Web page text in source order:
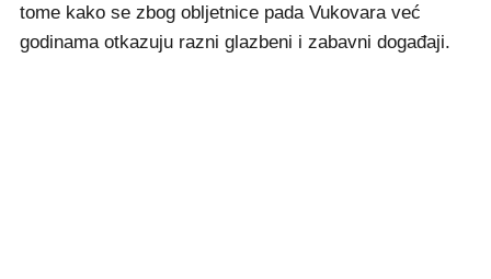
tome kako se zbog obljetnice pada Vukovara već
godinama otkazuju razni glazbeni i zabavni događaji.